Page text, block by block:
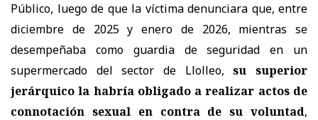
Público, luego de que la víctima denunciara que, entre
diciembre de 2025 y enero de 2026, mientras se
desempeñaba como guardia de seguridad en un
supermercado del sector de Llolleo,su superior
jerárquico la habría obligado a realizar actos de
connotación sexual en contra de su voluntad,